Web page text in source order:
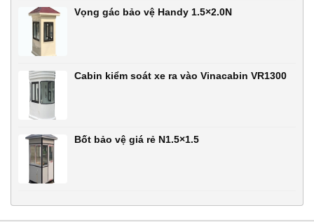
Vọng gác bảo vệ Handy 1.5×2.0N
Cabin kiểm soát xe ra vào Vinacabin VR1300
Bốt bảo vệ giá rẻ N1.5×1.5